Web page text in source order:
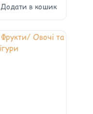
Додати в кошик